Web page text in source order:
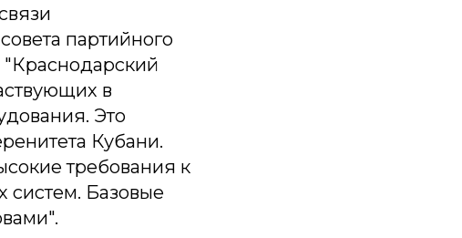
партийного
"Краснодарский
в
Это
Кубани.
требования к
систем. Базовые